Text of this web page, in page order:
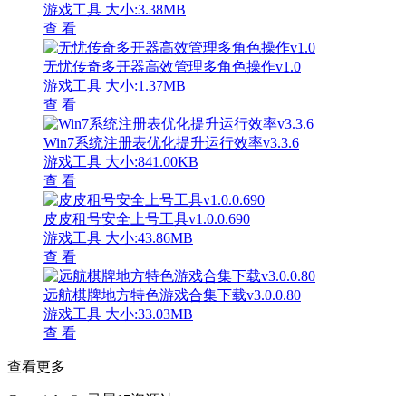
游戏工具 大小:3.38MB
查 看
无忧传奇多开器高效管理多角色操作v1.0
游戏工具 大小:1.37MB
查 看
Win7系统注册表优化提升运行效率v3.3.6
游戏工具 大小:841.00KB
查 看
皮皮租号安全上号工具v1.0.0.690
游戏工具 大小:43.86MB
查 看
远航棋牌地方特色游戏合集下载v3.0.0.80
游戏工具 大小:33.03MB
查 看
查看更多